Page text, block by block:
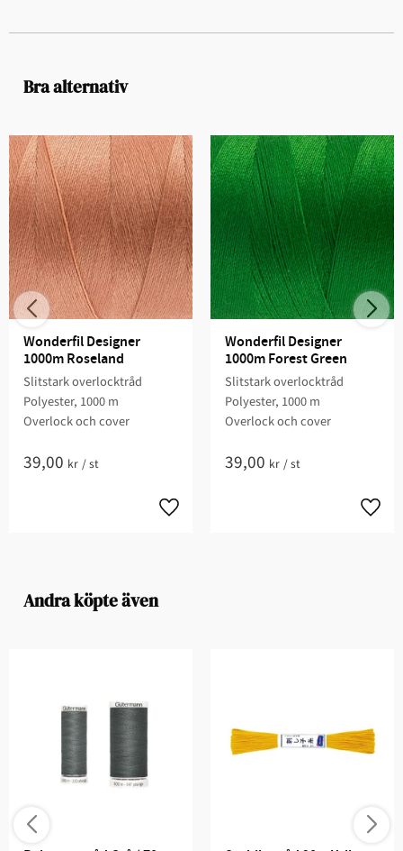
Bra alternativ
Wonderfil Designer
1000m Roseland
Slitstark overlocktråd
Polyester, 1000 m
Overlock och cover
39,00 kr /st
Wonderfil Designer
1000m Forest Green
Slitstark overlocktråd
Polyester, 1000 m
Overlock och cover
39,00 kr /st
Andra köpte även